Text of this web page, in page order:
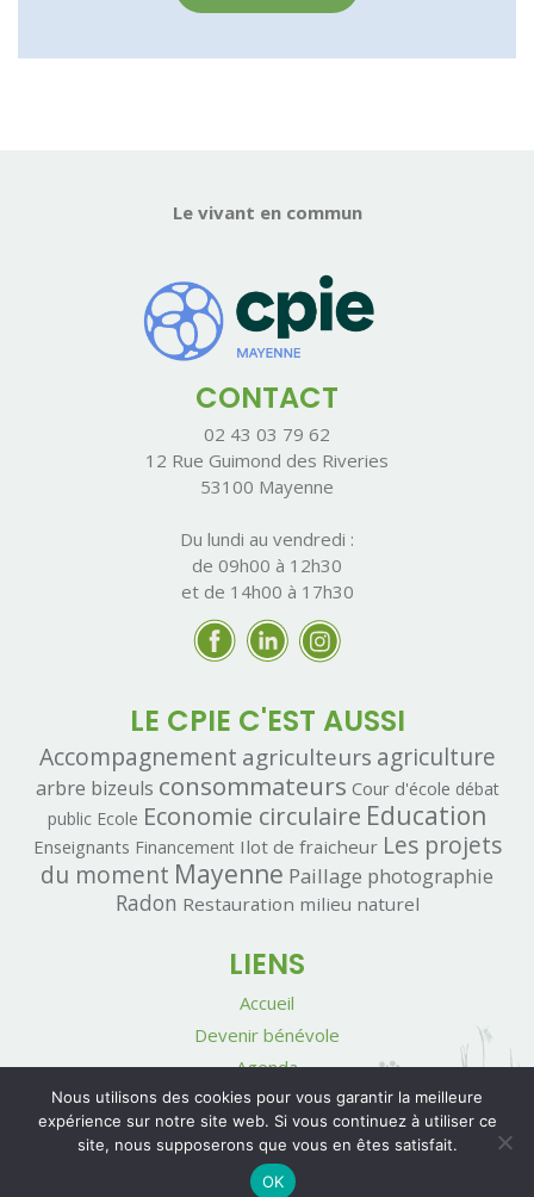
Le vivant en commun
CONTACT
02 43 03 79 62
12 Rue Guimond des Riveries
53100 Mayenne
Du lundi au vendredi :
de 09h00 à 12h30
et de 14h00 à 17h30
LE CPIE C'EST AUSSI
Accompagnement agriculteurs agriculture
arbre bizeuls consommateurs Cour d'école débat
public Ecole Economie circulaire Education
Enseignants Financement Ilot de fraicheur Les projets
du moment Mayenne Paillage photographie
Radon Restauration milieu naturel
LIENS
Accueil
Devenir bénévole
Agenda
Contact
Mentions légales
Nous utilisons des cookies pour vous garantir la meilleure
expérience sur notre site web. Si vous continuez à utiliser ce
site, nous supposerons que vous en êtes satisfait.
OK